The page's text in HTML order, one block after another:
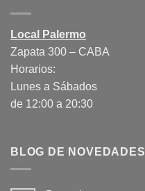
Local Palermo
Zapata 300 – CABA
Horarios:
Lunes a Sábados
de 12:00 a 20:30
BLOG DE NOVEDADES